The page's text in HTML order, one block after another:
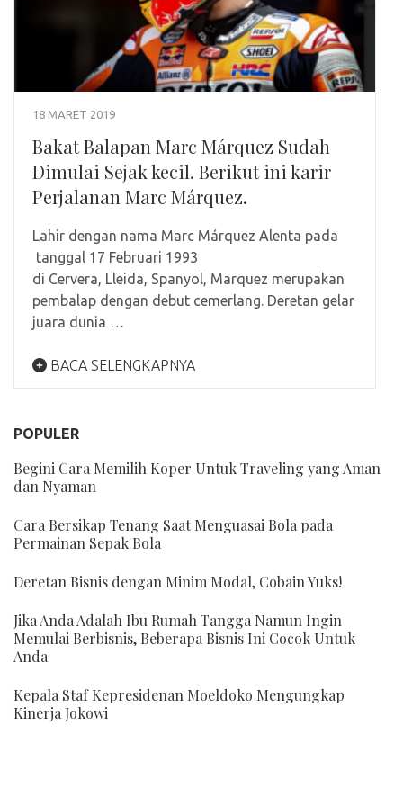
18 MARET 2019
Bakat Balapan Marc Márquez Sudah
Dimulai Sejak kecil. Berikut ini karir
Perjalanan Marc Márquez.
Lahir dengan nama Marc Márquez Alenta pada
tanggal 17 Februari 1993
di Cervera, Lleida, Spanyol, Marquez merupakan
pembalap dengan debut cemerlang. Deretan gelar
juara dunia …
BACA SELENGKAPNYA
POPULER
Begini Cara Memilih Koper Untuk Traveling yang Aman
dan Nyaman
Cara Bersikap Tenang Saat Menguasai Bola pada
Permainan Sepak Bola
Deretan Bisnis dengan Minim Modal, Cobain Yuks!
Jika Anda Adalah Ibu Rumah Tangga Namun Ingin
Memulai Berbisnis, Beberapa Bisnis Ini Cocok Untuk
Anda
Kepala Staf Kepresidenan Moeldoko Mengungkap
Kinerja Jokowi